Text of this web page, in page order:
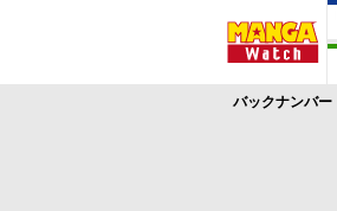
バックナンバー